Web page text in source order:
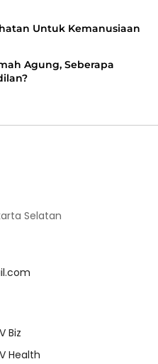
Untuk Kemanusiaan
Agung, Seberapa
Selatan
V Biz
V Health